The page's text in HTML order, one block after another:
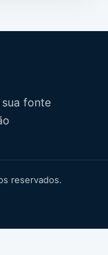
fonte
reservados.